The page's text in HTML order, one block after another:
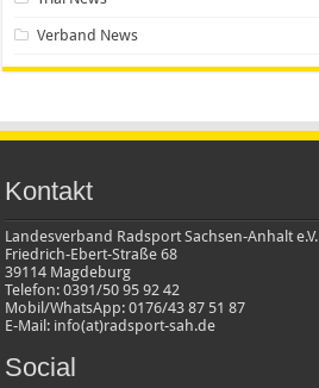
Verband News
Kontakt
Landesverband Radsport Sachsen-Anhalt e.V.
Friedrich-Ebert-Straße 68
39114 Magdeburg
Telefon: 0391/50 95 92 42
Mobil/WhatsApp: 0176/43 87 51 87
E-Mail: info(at)radsport-sah.de
Social